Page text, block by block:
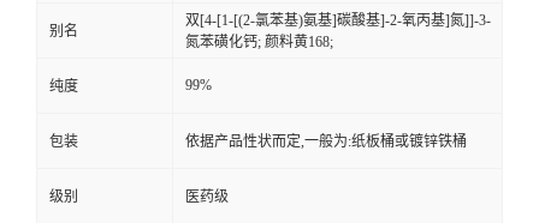
别名
双[4-[1-[(2-氯苯基)氨基]碳酸基]-2-氧丙基]氮]]-3-
氮苯磺化钙; 颜料黄168;
纯度 99%
包装 依据产品性状而定,一般为:纸板桶或镀锌铁桶
级别 医药级